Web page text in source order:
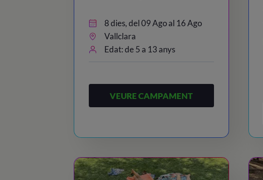
8 dies, del 09 Ago al 16 Ago
Vallclara
Edat: de 5 a 13 anys
VEURE CAMPAMENT